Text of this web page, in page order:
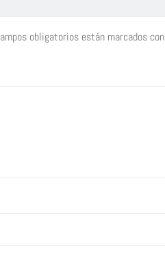
obligatorios están marcados con